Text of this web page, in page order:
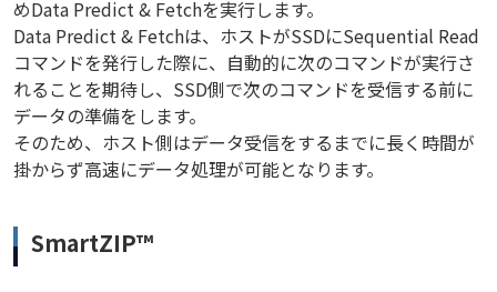
めData Predict & Fetchを実行します。
Data Predict & Fetchは、ホストがSSDにSequential Read
コマンドを発行した際に、自動的に次のコマンドが実行さ
れることを期待し、SSD側で次のコマンドを受信する前に
データの準備をします。
そのため、ホスト側はデータ受信をするまでに長く時間が
掛からず高速にデータ処理が可能となります。
SmartZIP™